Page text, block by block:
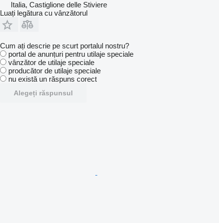
Italia, Castiglione delle Stiviere
Luați legătura cu vânzătorul
Cum ați descrie pe scurt portalul nostru?
portal de anunțuri pentru utilaje speciale
vânzător de utilaje speciale
producător de utilaje speciale
nu există un răspuns corect
Alegeți răspunsul